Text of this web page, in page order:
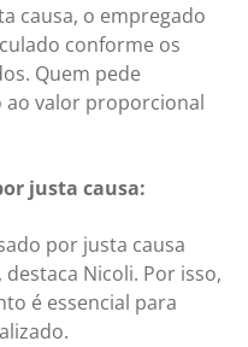
causa, o empregado
conforme os
Quem pede
valor proporcional
justa causa:
por justa causa
Nicoli. Por isso,
é essencial para